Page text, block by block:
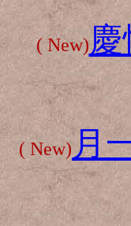
( New)
( New)月